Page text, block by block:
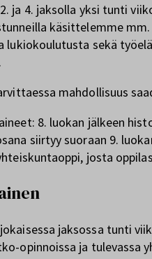
ja 4. jaksolla yksi tunti
käsittelemme
lukiokoulutusta sekä
mahdollisuus
8. luokan jälkeen
siirtyy suoraan 9.
josta
jaksossa tunti
opinnoissa ja tulevassa